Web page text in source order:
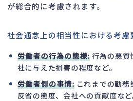
が総合的に考慮されます。
社会通念上の相当性における考慮
労働者の行為の態様:行為の悪質
社に与えた損害の程度など。
労働者側の事情:これまでの勤務
反省の態度、会社への貢献度など